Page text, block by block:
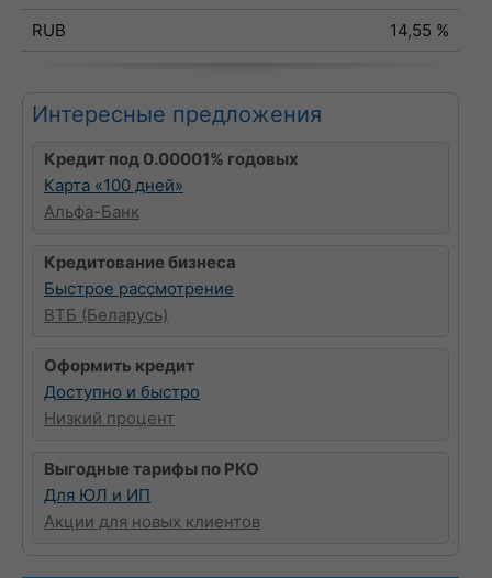
RUB
14,55 %
Интересные предложения
Кредит под 0.00001% годовых
Карта «100 дней»
Альфа-Банк
Кредитование бизнеса
Быстрое рассмотрение
ВТБ (Беларусь)
Оформить кредит
Доступно и быстро
Низкий процент
Выгодные тарифы по РКО
Для ЮЛ и ИП
Акции для новых клиентов